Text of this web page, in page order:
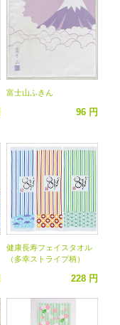
富士山ふきん
96 円
健康長寿フェイスタオル
（多幸ストライプ柄）
228 円